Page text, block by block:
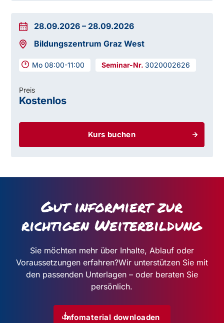
28.09.2026 – 28.09.2026
Bildungszentrum Graz West
Mo 08:00-11:00 3020002626
Kurs buchen
Preis
Kostenlos
Gut informiert zur
richtigen Weiterbildung
Sie möchten mehr über Inhalte, Ablauf oder
Voraussetzungen erfahren?Wir unterstützen Sie mit
den passenden Unterlagen – oder beraten Sie
persönlich.
Infomaterial downloaden